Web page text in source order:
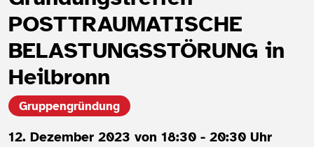
POSTTRAUMATISCHE
BELASTUNGSSTÖRUNG in
Heilbronn
Gruppengründung
12. Dezember 2023 von 18:30 - 20:30 Uhr